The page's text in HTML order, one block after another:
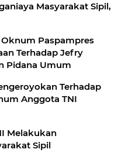
Masyarakat Sipil,
Paspampres
Terhadap Jefry
Pidana Umum
Terhadap
Anggota TNI
Melakukan
Sipil